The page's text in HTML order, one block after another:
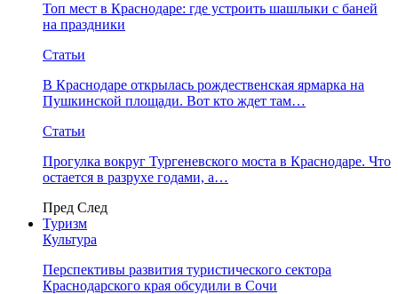
Топ мест в Краснодаре: где устроить шашлыки с баней
на праздники
Статьи
В Краснодаре открылась рождественская ярмарка на
Пушкинской площади. Вот кто ждет там…
Статьи
Прогулка вокруг Тургеневского моста в Краснодаре. Что
остается в разрухе годами, а…
Пред След
Туризм
Культура
Перспективы развития туристического сектора
Краснодарского края обсудили в Сочи